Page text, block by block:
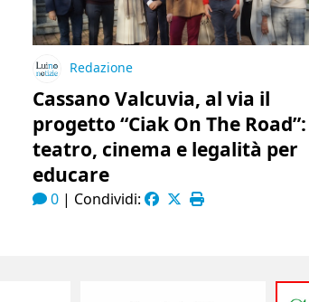
Redazione
Cassano Valcuvia, al via il
progetto “Ciak On The Road”:
teatro, cinema e legalità per
educare
0 | Condividi: